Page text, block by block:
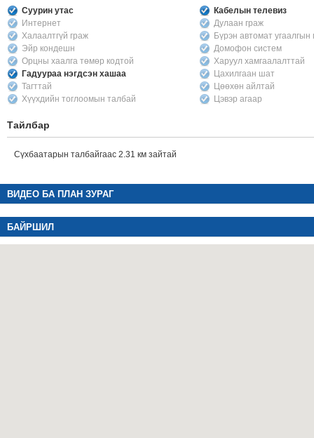
Суурин утас
Кабелын телевиз
Интернет
Дулаан граж
Халаалтгүй граж
Бүрэн автомат
Эйр кондешн
Домофон систем
Орцны хаалга төмөр кодтой
Харуул хамгаалалттай
Гадуураа нэгдсэн хашаа
Цахилгаан шат
Тагттай
Цөөхөн айлтай
Хүүхдийн тоглоомын талбай
Цэвэр агаар
Тайлбар
Сүхбаатарын талбайгаас 2.31 км зайтай
ВИДЕО БА ПЛАН ЗУРАГ
БАЙРШИЛ